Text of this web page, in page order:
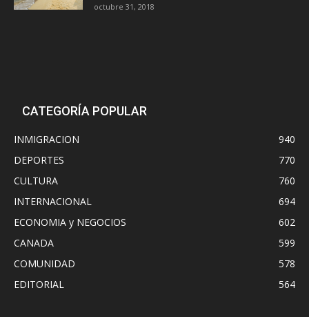
octubre 31, 2018
CATEGORÍA POPULAR
INMIGRACION
940
DEPORTES
770
CULTURA
760
INTERNACIONAL
694
ECONOMIA y NEGOCIOS
602
CANADA
599
COMUNIDAD
578
EDITORIAL
564